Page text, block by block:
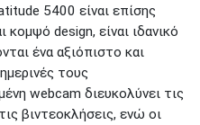
5400 είναι επίσης
design, είναι ιδανικό
ένα αξιόπιστο και
τους
webcam διευκολύνει τις
βιντεοκλήσεις, ενώ οι